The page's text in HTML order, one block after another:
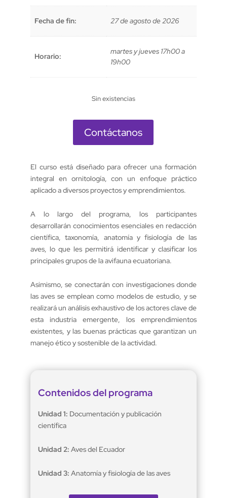
Fecha de fin: 27 de agosto de 2026
Horario:
martes y jueves 17h00 a
19h00
Sin existencias
Contáctanos
El curso está diseñado para ofrecer una formación
integral en ornitología, con un enfoque práctico
aplicado a diversos proyectos y emprendimientos.
A lo largo del programa, los participantes
desarrollarán conocimientos esenciales en redacción
científica, taxonomía, anatomía y fisiología de las
aves, lo que les permitirá identificar y clasificar los
principales grupos de la avifauna ecuatoriana.
Asimismo, se conectarán con investigaciones donde
las aves se emplean como modelos de estudio, y se
realizará un análisis exhaustivo de los actores clave de
esta industria emergente, los emprendimientos
existentes, y las buenas prácticas que garantizan un
manejo ético y sostenible de la actividad.
Contenidos del programa
Unidad 1: Documentación y publicación
científica
Unidad 2: Aves del Ecuador
Unidad 3: Anatomía y fisiología de las aves